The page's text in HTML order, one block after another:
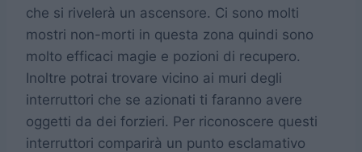
che si rivelerà un ascensore. Ci sono molti
mostri non-morti in questa zona quindi sono
molto efficaci magie e pozioni di recupero.
Inoltre potrai trovare vicino ai muri degli
interruttori che se azionati ti faranno avere
oggetti da dei forzieri. Per riconoscere questi
interruttori comparirà un punto esclamativo